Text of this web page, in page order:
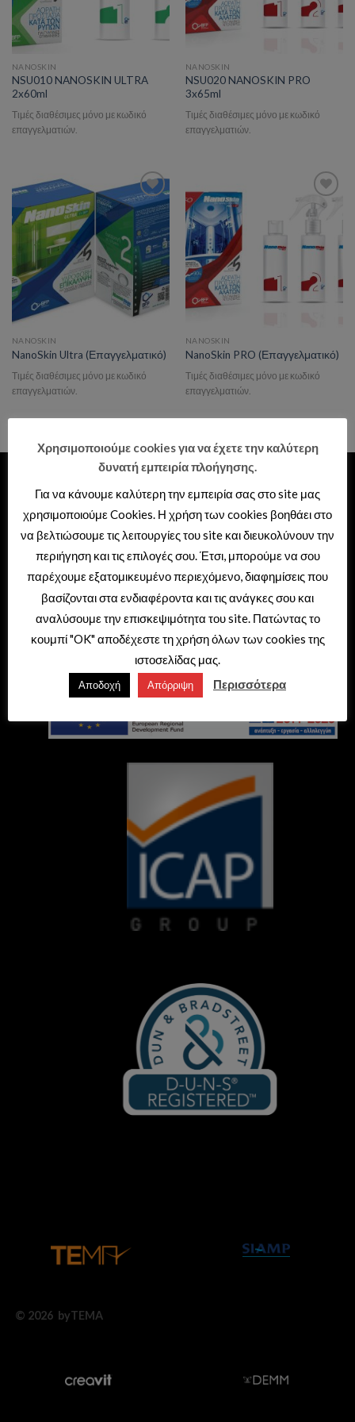
NANOSKIN
NSU010 NANOSKIN ULTRA
2x60ml
Τιμές διαθέσιμες μόνο με κωδικό
επαγγελματιών.
NANOSKIN
NSU020 NANOSKIN PRO
3x65ml
Τιμές διαθέσιμες μόνο με κωδικό
επαγγελματιών.
Add to wishlist
NANOSKIN
NanoSkin Ultra (Επαγγελματικό)
Τιμές διαθέσιμες μόνο με κωδικό
επαγγελματιών.
NANOSKIN
NanoSkin PRO (Επαγγελματικό)
Τιμές διαθέσιμες μόνο με κωδικό
επαγγελματιών.
ΕΙΔΗ ΥΓΙΕΙΝΗΣ – ΞΕΝΟΔΟΧΕΙΑΚΟΣ
Διεύθυνση: Θερμαϊκού 41,
Σταυρούπολη – Θεσσαλονίκη
Τηλέφωνο: 2310 692999
e-mail: sales@tema.gr
© 2026 byTEMA
Χρησιμοποιούμε cookies για να έχετε την καλύτερη
δυνατή εμπειρία πλοήγησης.
Για να κάνουμε καλύτερη την εμπειρία σας στο site μας
χρησιμοποιούμε Cookies. Η χρήση των cookies βοηθάει στο
να βελτιώσουμε τις λειτουργίες του site και διευκολύνουν την
περιήγηση και τις επιλογές σου. Έτσι, μπορούμε να σου
παρέχουμε εξατομικευμένο περιεχόμενο, διαφημίσεις που
βασίζονται στα ενδιαφέροντα και τις ανάγκες σου και
αναλύσουμε την επισκεψιμότητα του site. Πατώντας το
κουμπί "OK" αποδέχεστε τη χρήση όλων των cookies της
ιστοσελίδας μας.
Αποδοχή Απόρριψη Περισσότερα